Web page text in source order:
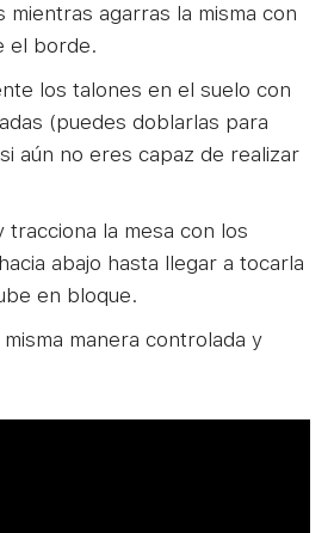
mientras agarras la misma con
el borde.
los talones en el suelo con
(puedes doblarlas para
aún no eres capaz de realizar
tracciona la mesa con los
abajo hasta llegar a tocarla
en bloque.
manera controlada y